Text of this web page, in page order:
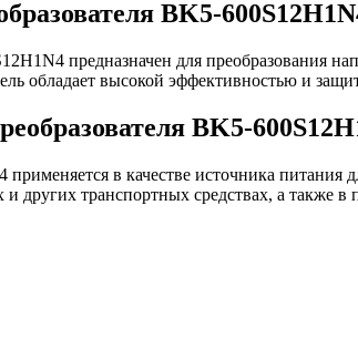
BK5-
предназначен для преобразования
обладает высокой эффективностью и
BK5-
в качестве источника
и других транспортных средствах, а